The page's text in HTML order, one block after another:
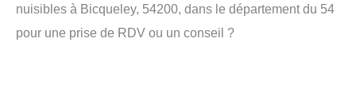
nuisibles à Bicqueley, 54200, dans le département du 54
pour une prise de RDV ou un conseil ?